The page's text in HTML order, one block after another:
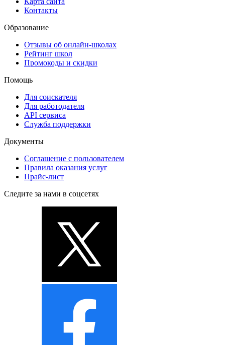
Контакты
Образование
Отзывы об онлайн-школах
Рейтинг школ
Промокоды и скидки
Помощь
Для соискателя
Для работодателя
API сервиса
Служба поддержки
Документы
Соглашение с пользователем
Правила оказания услуг
Прайс-лист
Следите за нами в соцсетях